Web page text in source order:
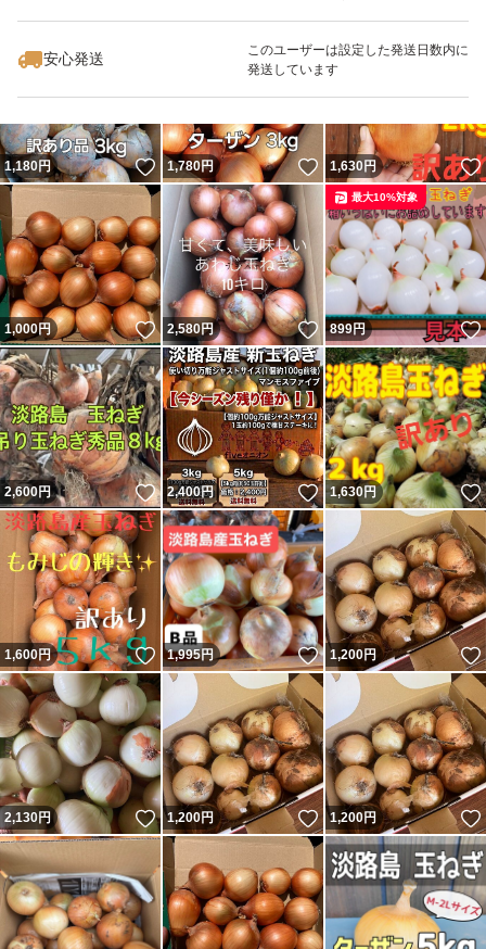
安心発送
このユーザーは設定した発送日数内に
発送しています
1,180円 いいね！
1,780円 いいね！
1,630円
1,000円 いいね！
2,580円 いいね！
899円
最大10%対象
2,600円 いいね！
2,400円 いいね！
1,630円
1,600円 いいね！
1,995円 いいね！
1,200円
2,130円 いいね！
1,200円 いいね！
1,200円